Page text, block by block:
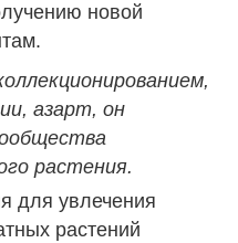
новой
азарт, он
растения.
для увлечения
растений